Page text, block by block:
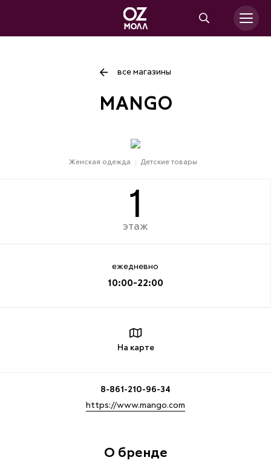
все магазины
MANGO
Женская одежда Детские товары
1
этаж
ежедневно
10:00-22:00
На карте
8-861-210-96-34
https://www.mango.com
О бренде